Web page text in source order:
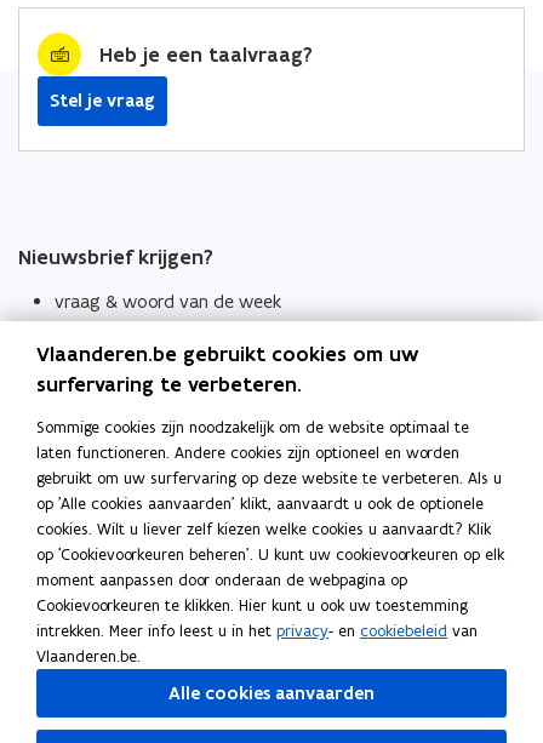
Heb je een taalvraag?
Stel je vraag
Nieuwsbrief krijgen?
vraag & woord van de week
Schrijf je in
Thema's
Taaladviezen
Spellingregels
Tips voor duidelijke taal
Bekijk ook
Spellingtests
Boek- en webwijzer
Vlaanderen.be gebruikt cookies om uw
surfervaring te verbeteren.
Sommige cookies zijn noodzakelijk om de website optimaal te
laten functioneren. Andere cookies zijn optioneel en worden
gebruikt om uw surfervaring op deze website te verbeteren. Als u
op 'Alle cookies aanvaarden' klikt, aanvaardt u ook de optionele
cookies. Wilt u liever zelf kiezen welke cookies u aanvaardt? Klik
op 'Cookievoorkeuren beheren'. U kunt uw cookievoorkeuren op elk
moment aanpassen door onderaan de webpagina op
Cookievoorkeuren te klikken. Hier kunt u ook uw toestemming
intrekken. Meer info leest u in het privacy- en cookiebeleid van
Vlaanderen.be.
Alle cookies aanvaarden